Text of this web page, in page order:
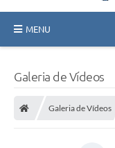
MENU
Galeria de Vídeos
Galeria de Vídeos